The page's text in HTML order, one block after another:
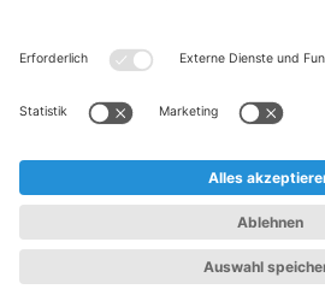
* Wir bitten um Beachtung, dass diese
begrenzter Anzahl zur Verfügung
ausverkauft sein.
** Wir bitten um Beachtung, dass
Anzahl zur Verfügung stehen. Sie
Zeiten der Aktion ausverkauft sein.